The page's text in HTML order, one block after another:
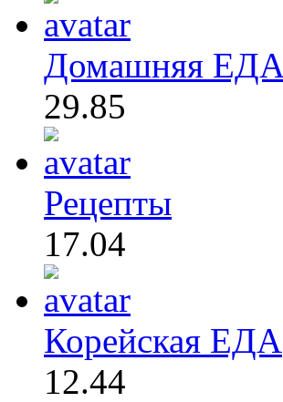
Домашняя ЕДА
29.85
Рецепты
17.04
Корейская ЕДА
12.44